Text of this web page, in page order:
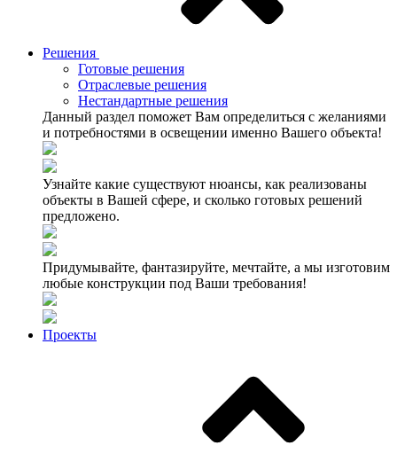
Решения
Готовые решения
Отраслевые решения
Нестандартные решения
Данный раздел поможет Вам определиться с желаниями
и потребностями в освещении именно Вашего объекта!
Узнайте какие существуют нюансы, как реализованы
объекты в Вашей сфере, и сколько готовых решений
предложено.
Придумывайте, фантазируйте, мечтайте, а мы изготовим
любые конструкции под Ваши требования!
Проекты